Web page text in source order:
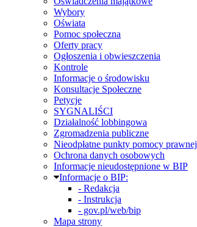
Wybory
Oświata
Pomoc społeczna
Oferty pracy
Ogłoszenia i obwieszczenia
Kontrole
Informacje o środowisku
Konsultacje Społeczne
Petycje
SYGNALIŚCI
Działalność lobbingowa
Zgromadzenia publiczne
Nieodpłatne punkty pomocy prawnej
Ochrona danych osobowych
Informacje nieudostępnione w BIP
Informacje o BIP:
- Redakcja
- Instrukcja
- gov.pl/web/bip
Mapa strony